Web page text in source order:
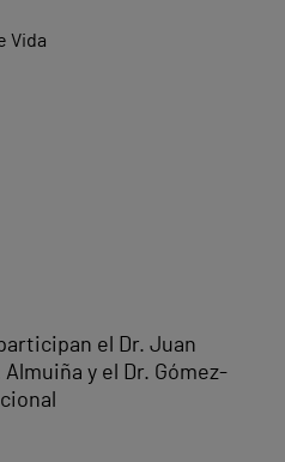
el Dr. Juan
y el Dr. Gómez-